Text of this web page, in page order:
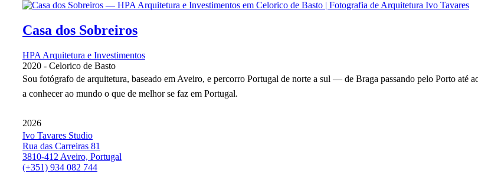
Casa dos Sobreiros
HPA Arquitetura e Investimentos
2020 - Celorico de Basto
Sou fotógrafo de arquitetura, baseado em Aveiro, e percorro Portugal de norte a sul — de Braga passando pelo Porto até
a conhecer ao mundo o que de melhor se faz em Portugal.
2026
Ivo Tavares Studio
Rua das Carreiras 81
3810-412 Aveiro, Portugal
(+351) 934 082 744